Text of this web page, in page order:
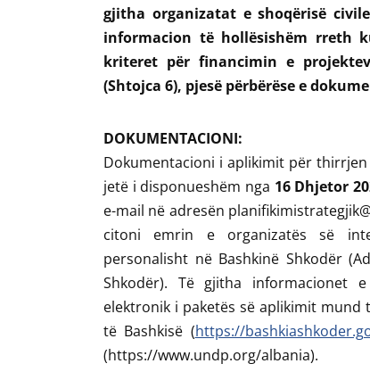
gjitha organizatat e shoqërisë
informacion të hollësishëm rreth
kriteret për financimin e
(Shtojca 6), pjesë përbërëse e
DOKUMENTACIONI:
Dokumentacioni i aplikimit për
jetë i disponueshëm nga 16 Dhjetor
e-mail në adresën
citoni emrin e organizatës së
personalisht në Bashkinë Shkodër
Shkodër). Të gjitha informacionet
elektronik i paketës së aplikimit
të Bashkisë (https://
(https://www.undp.org/albania).